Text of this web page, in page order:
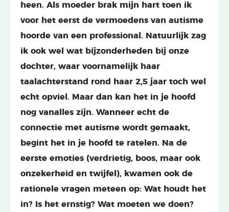
heen. Als moeder brak mijn hart toen ik
voor het eerst de vermoedens van autisme
hoorde van een professional. Natuurlijk zag
ik ook wel wat bijzonderheden bij onze
dochter, waar voornamelijk haar
taalachterstand rond haar 2,5 jaar toch wel
echt opviel. Maar dan kan het in je hoofd
nog vanalles zijn. Wanneer echt de
connectie met autisme wordt gemaakt,
begint het in je hoofd te ratelen. Na de
eerste emoties (verdrietig, boos, maar ook
onzekerheid en twijfel), kwamen ook de
rationele vragen meteen op: Wat houdt het
in? Is het ernstig? Wat moeten we doen?